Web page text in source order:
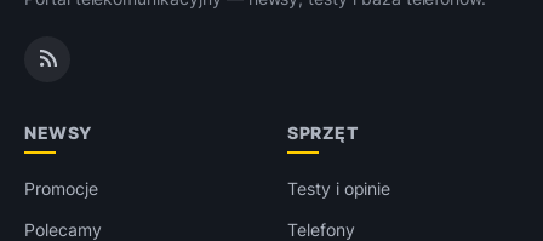
NEWSY
Promocje
Polecamy
SPRZĘT
Testy i opinie
Telefony